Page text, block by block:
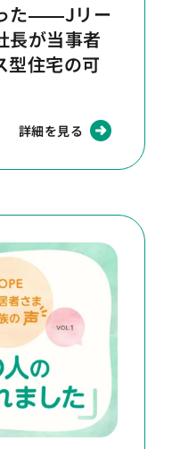
た――Jリー
長が当事者
型住宅の可
詳細を見る